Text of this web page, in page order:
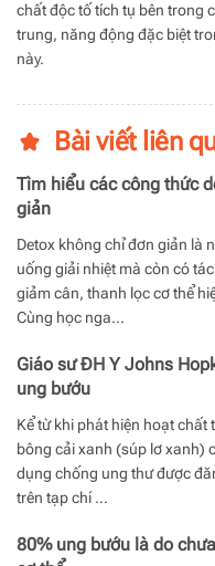
chất độc tố tích tụ bên trong
trung, năng động đặc biệt
này.
Bài viết liên
Tìm hiểu các công thức
giản
Detox không chỉ đơn giản là
uống giải nhiệt mà còn có
giảm cân, thanh lọc cơ thể
Cùng học nga…
Giáo sư ĐH Y Johns
ung bướu
Kể từ khi phát hiện hoạt chất
bông cải xanh (súp lơ xanh)
dụng chống ung thư được
trên tạp chí …
80% ung bướu là do